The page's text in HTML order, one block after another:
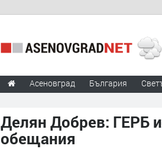
Асеновград България
Делян Добрев: ГЕРБ
обещания